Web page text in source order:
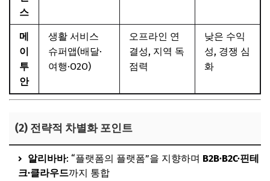
스
메
이
투
안
생활 서비스
슈퍼앱(배달·
여행·O2O)
오프라인 연
결성, 지역 독
점력
낮은 수익
성, 경쟁 심
화
(2) 전략적 차별화 포인트
알리바바: “플랫폼의 플랫폼”을 지향하며 B2B·B2C·핀테
크·클라우드까지 통합